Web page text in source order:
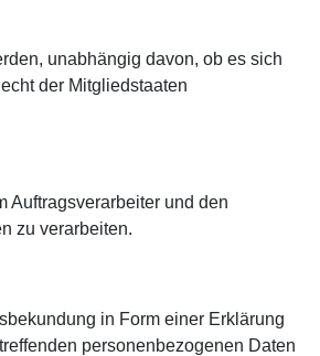
unabhängig davon, ob es sich
der Mitgliedstaaten
Auftragsverarbeiter und den
zu verarbeiten.
in Form einer Erklärung
personenbezogenen Daten